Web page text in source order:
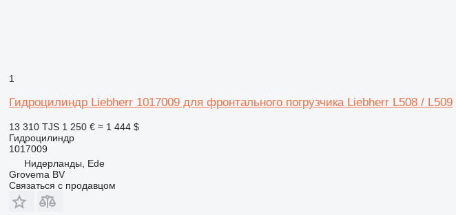
1
Гидроцилиндр Liebherr 1017009 для фронтального погрузчика Liebherr L508 / L509
13 310 TJS 1 250 € ≈ 1 444 $
Гидроцилиндр
1017009
Нидерланды, Ede
Grovema BV
Связаться с продавцом